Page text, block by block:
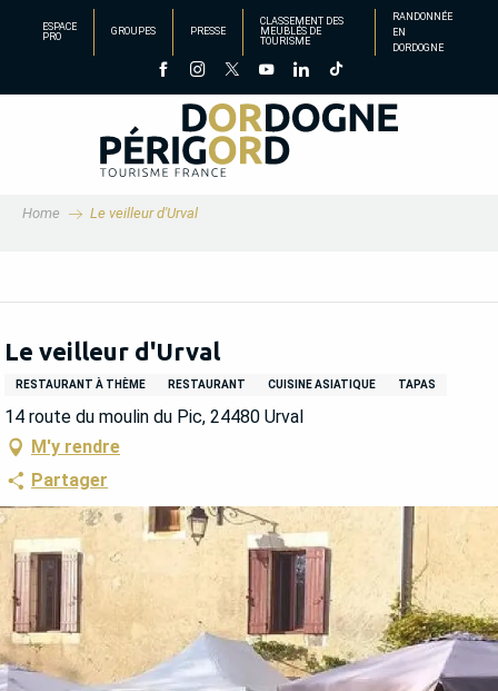
principal
ESPACE
PRO
GROUPES PRESSE
CLASSEMENT DES
MEUBLÉS DE
TOURISME
RANDONNÉE
EN
DORDOGNE
Home Le veilleur d'Urval
Le veilleur d'Urval
RESTAURANT À THÈME RESTAURANT CUISINE ASIATIQUE TAPAS
14 route du moulin du Pic, 24480 Urval
M'y rendre
Partager